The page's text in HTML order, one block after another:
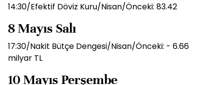
14:30/Efektif Döviz Kuru/Nisan/Önceki: 83.42
8 Mayıs Salı
17:30/Nakit Bütçe Dengesi/Nisan/Önceki: - 6.66
milyar TL
10 Mayıs Perşembe